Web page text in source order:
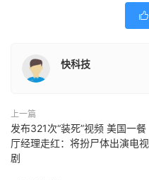

快科技
上一篇
发布321次“装死”视频 美国一餐
厅经理走红：将扮尸体出演电视
剧